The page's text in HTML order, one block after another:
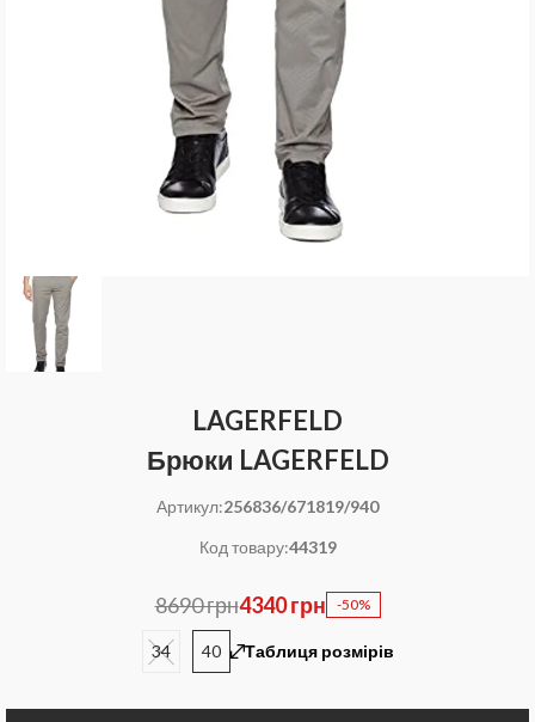
LAGERFELD
Брюки LAGERFELD
Артикул:256836/671819/940
Код товару:44319
8690 грн4340 грн -50%
34 40 Таблиця розмірів